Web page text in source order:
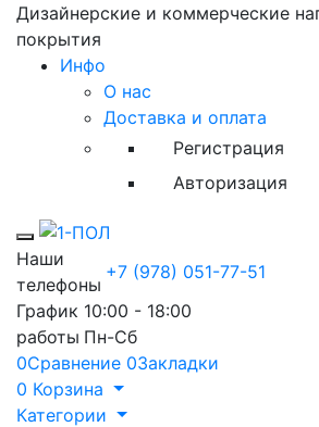
Дизайнерские и коммерческие
покрытия
Инфо
О нас
Доставка и оплата
Регистрация
Авторизация
Toggle mobile menu
Наши
телефоны
+7 (978) 051-77-51
График
работы
10:00 - 18:00
Пн-Сб
0Сравнение 0Закладки
0 Корзина
Категории